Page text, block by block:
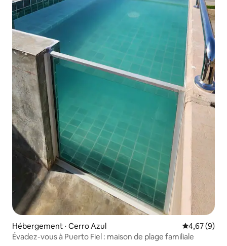
Hébergement ⋅ Cerro Azul Évaluation
4,67 (9)
Évadez-vous à Puerto Fiel : maison de plage familiale